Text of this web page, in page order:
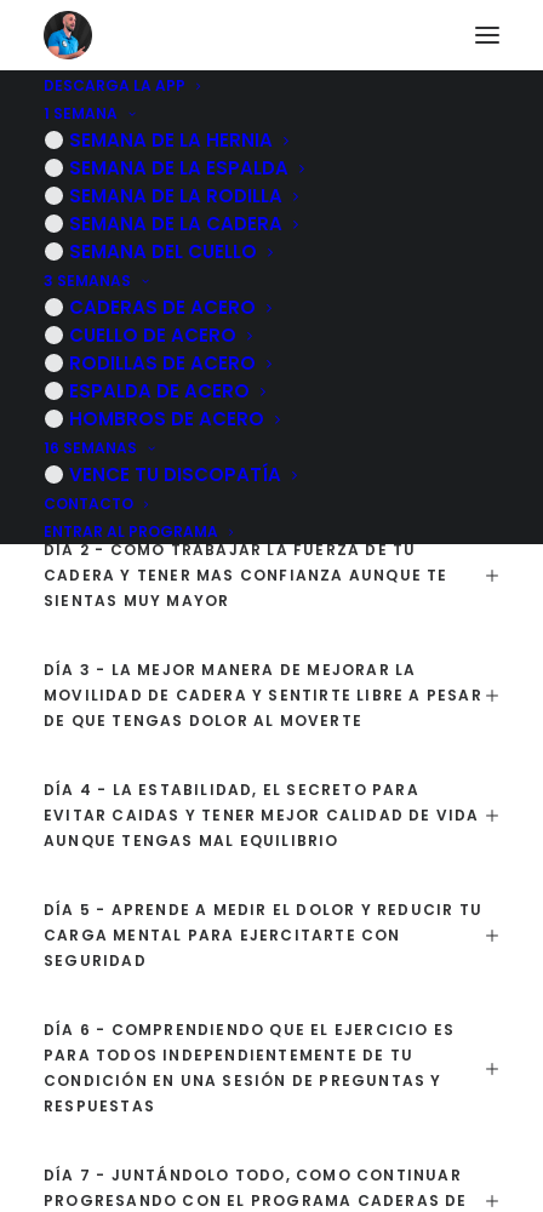
DESCARGA LA APP
1 SEMANA
SEMANA DE LA HERNIA
SEMANA DE LA ESPALDA
SEMANA DE LA RODILLA
SEMANA DE LA CADERA
SEMANA DEL CUELLO
3 SEMANAS
CADERAS DE ACERO
CUELLO DE ACERO
RODILLAS DE ACERO
ESPALDA DE ACERO
HOMBROS DE ACERO
16 SEMANAS
VENCE TU DISCOPATÍA
CONTACTO
ENTRAR AL PROGRAMA
Semana de la cadera
Conoce como funciona el dolor y aprende
las herramientas necesarias para
mejorarlo
DÍA 1 - TU VIDA ES MÁS IMPORTANTE QUE TU
CONDICIÓN, 3 PILARES PARA EMPODERARTE Y SER
EL PROTAGONISTA DE TU RECUPERACIÓN
INCLUSO SI TE HAN DICHO QUE LA CIRUGÍA ES LA
ÚNICA OPCIÓN
DÍA 2 - CÓMO TRABAJAR LA FUERZA DE TU
CADERA Y TENER MAS CONFIANZA AUNQUE TE
SIENTAS MUY MAYOR
DÍA 3 - LA MEJOR MANERA DE MEJORAR LA
MOVILIDAD DE CADERA Y SENTIRTE LIBRE A PESAR
DE QUE TENGAS DOLOR AL MOVERTE
DÍA 4 - LA ESTABILIDAD, EL SECRETO PARA
EVITAR CAIDAS Y TENER MEJOR CALIDAD DE VIDA
AUNQUE TENGAS MAL EQUILIBRIO
DÍA 5 - APRENDE A MEDIR EL DOLOR Y REDUCIR TU
CARGA MENTAL PARA EJERCITARTE CON
SEGURIDAD
DÍA 6 - COMPRENDIENDO QUE EL EJERCICIO ES
PARA TODOS INDEPENDIENTEMENTE DE TU
CONDICIÓN EN UNA SESIÓN DE PREGUNTAS Y
RESPUESTAS
DÍA 7 - JUNTÁNDOLO TODO, COMO CONTINUAR
PROGRESANDO CON EL PROGRAMA CADERAS DE